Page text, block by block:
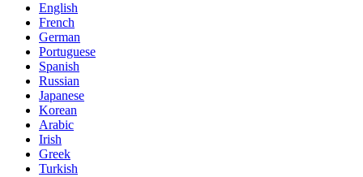
English
French
German
Portuguese
Spanish
Russian
Japanese
Korean
Arabic
Irish
Greek
Turkish